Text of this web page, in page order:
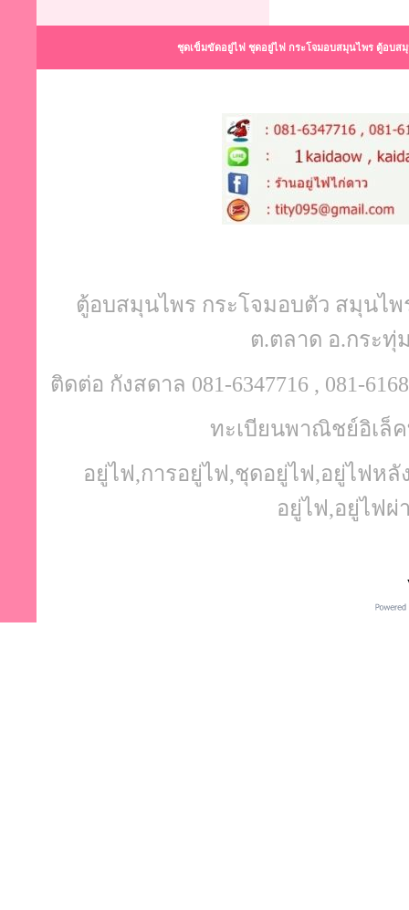
ชุดเข็มขัดอยู่ไฟ ชุดอยู่ไฟ กระโจมอบสมุนไพร ตู้อบส
ตู้อบสมุนไพร กระโจมอบตัว สมุนไ
ต.ตลาด อ.กระทุ่
ติดต่อ กังสดาล 081-6347716 , 081-
ทะเบียนพาณิชย์อิเล็ค
อยู่ไฟ,การอยู่ไฟ,ชุดอยู่ไฟ,อยู่ไฟห
อยู่ไฟ,อยู่ไฟผ่